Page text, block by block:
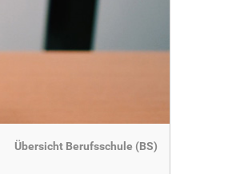
Übersicht Berufsschule (BS)